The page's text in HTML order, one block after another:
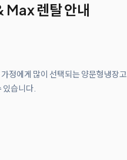
Max 렌탈 안내
정에게 많이 선택되는 양문형냉장고
습니다.